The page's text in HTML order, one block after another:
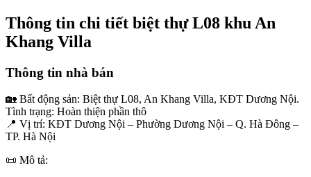
Thông tin chi tiết biệt thự L08 khu An
Khang Villa
Thông tin nhà bán
🏡 Bất động sản: Biệt thự L08, An Khang Villa, KĐT Dương Nội.
Tình trạng: Hoàn thiện phần thô
📍 Vị trí: KĐT Dương Nội – Phường Dương Nội – Q. Hà Đông –
TP. Hà Nội
📜 Mô tả: